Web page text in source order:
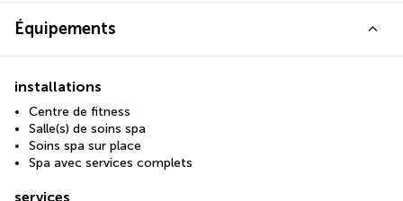
Équipements
installations
Centre de fitness
Salle(s) de soins spa
Soins spa sur place
Spa avec services complets
services